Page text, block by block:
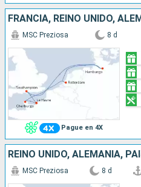
Pague en 4X
MSC Preziosa 8 d
MSC Preziosa 8 d